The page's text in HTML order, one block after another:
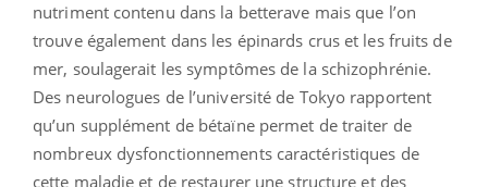
nutriment contenu dans la betterave mais que l’on
trouve également dans les épinards crus et les fruits de
mer, soulagerait les symptômes de la schizophrénie.
Des neurologues de l’université de Tokyo rapportent
qu’un supplément de bétaïne permet de traiter de
nombreux dysfonctionnements caractéristiques de
cette maladie et de restaurer une structure et des